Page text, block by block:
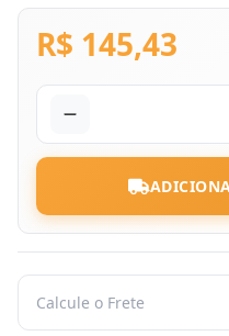
R$ 145,43